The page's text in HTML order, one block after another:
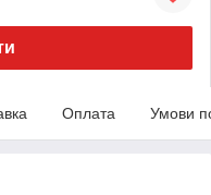
Оплата Умови